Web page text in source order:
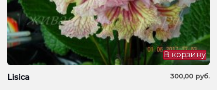
Lisica 300,00 руб.
В корзину